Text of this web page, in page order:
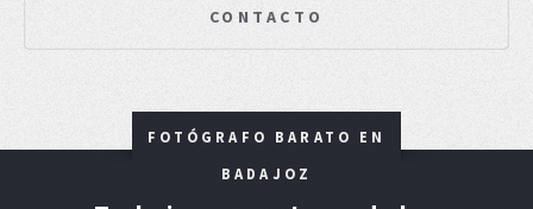
CONTACTO
FOTÓGRAFO BARATO EN
BADAJOZ